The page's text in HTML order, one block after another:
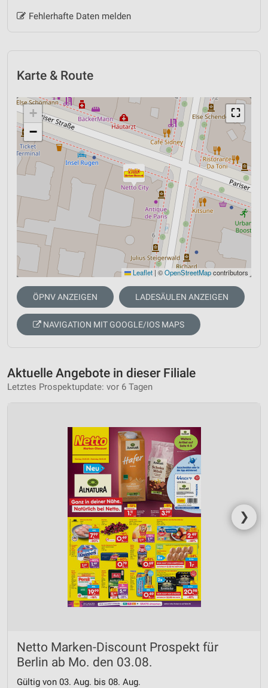
Fehlerhafte Daten melden
Karte & Route
⛶
+
−
Leaflet | ©OpenStreetMapcontributors
ÖPNV ANZEIGEN LADESÄULEN ANZEIGEN
NAVIGATION MIT GOOGLE/IOS MAPS
Aktuelle Angebote in dieser Filiale
Letztes Prospektupdate: vor 6 Tagen
❯
Netto Marken-Discount Prospekt für
Berlin ab Mo. den 03.08.
Gültig von 03. Aug. bis 08. Aug.